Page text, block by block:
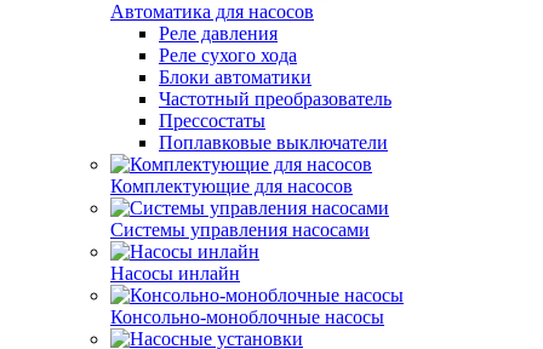
Автоматика для насосов
Реле давления
Реле сухого хода
Блоки автоматики
Частотный преобразователь
Прессостаты
Поплавковые выключатели
Комплектующие для насосов
Системы управления насосами
Насосы инлайн
Консольно-моноблочные насосы